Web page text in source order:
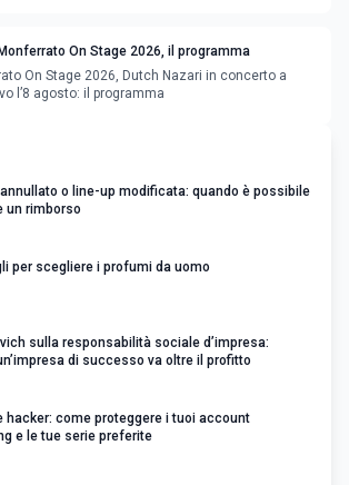
Monferrato On Stage 2026, il programma
On Stage 2026, Dutch Nazari in concerto a
l’8 agosto: il programma
o line-up modificata: quando è possibile
un rimborso
per scegliere i profumi da uomo
sulla responsabilità sociale d’impresa:
di successo va oltre il profitto
hacker: come proteggere i tuoi account
e le tue serie preferite